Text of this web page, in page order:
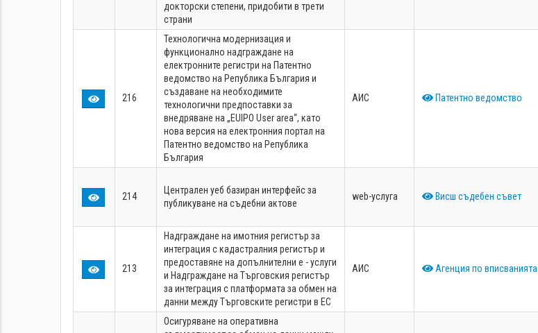
докторски степени, придобити в трети
страни
216
Технологична модернизация и
функционално надграждане на
електронните регистри на Патентно
ведомство на Република България и
създаване на необходимите
технологични предпоставки за
внедряване на „EUIPO User area“, като
нова версия на електронния портал на
Патентно ведомство на Република
България
АИС Патентно ведомство
214
Централен уеб базиран интерфейс за
публикуване на съдебни актове
web-услуга Висш съдебен съвет
213
Надграждане на имотния регистър за
интеграция с кадастралния регистър и
предоставяне на допълнителни е - услуги
и Надграждане на Търговския регистър
за интеграция с платформата за обмен на
данни между Търговските регистри в ЕС
АИС Агенция по вписванията
Осигуряване на оперативна